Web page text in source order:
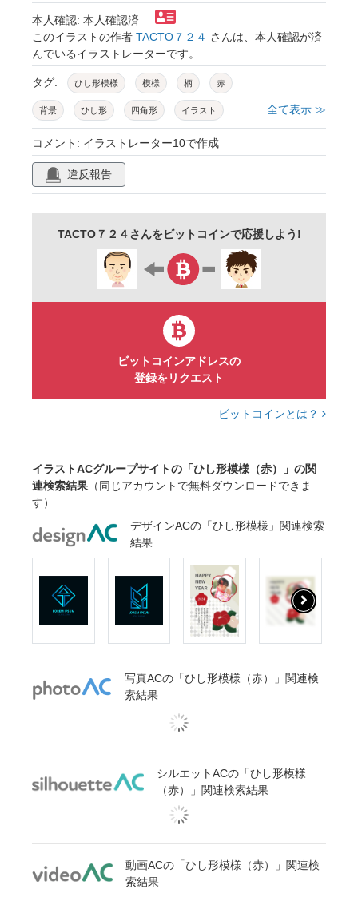
本人確認: 本人確認済
このイラストの作者 TACTO７２４ さんは、本人確認が済
んでいるイラストレーターです。
タグ: ひし形模様 模様 柄 赤
背景 ひし形 四角形 イラスト 全て表示 ≫
コメント: イラストレーター10で作成
違反報告
TACTO７２４さんをビットコインで応援しよう!
ビットコインアドレスの
登録をリクエスト
ビットコインとは？
イラストACグループサイトの「ひし形模様（赤）」の関
連検索結果 （同じアカウントで無料ダウンロードできま
す）
デザインACの「ひし形模様」関連検索
結果
写真ACの「ひし形模様（赤）」関連検
索結果
シルエットACの「ひし形模様
（赤）」関連検索結果
動画ACの「ひし形模様（赤）」関連検
索結果